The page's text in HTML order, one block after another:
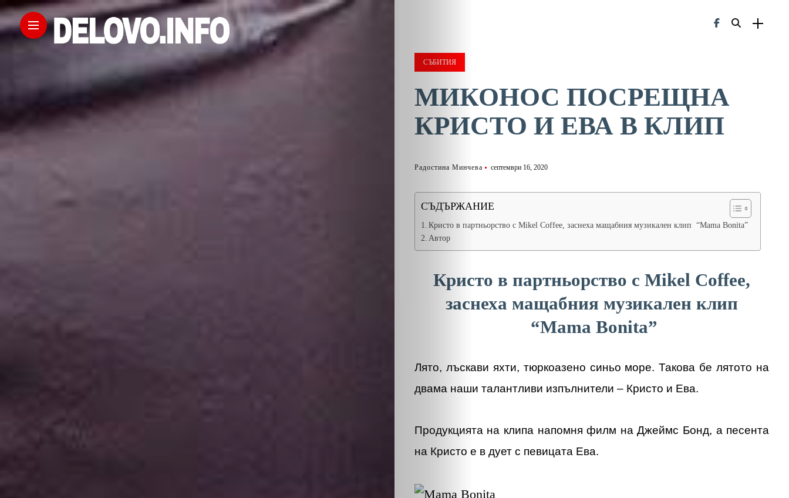
СЪБИТИЯ
МИКОНОС ПОСРЕЩНА
КРИСТО И ЕВА В КЛИП
Радостина Минчева септември 16, 2020
СЪДЪРЖАНИЕ
Кристо в партньорство с Mikel Coffee, заснеха мащабния музикален клип “Mama Bonita”
Автор
Кристо в партньорство с Mikel Coffee,
заснеха мащабния музикален клип
“Mama Bonita”
Лято, лъскави яхти, тюркоазено синьо море. Такова бе лятото на
двама наши талантливи изпълнители – Кристо и Ева.
Продукцията на клипа напомня филм на Джеймс Бонд, а песента
на Кристо е в дует с певицата Ева.